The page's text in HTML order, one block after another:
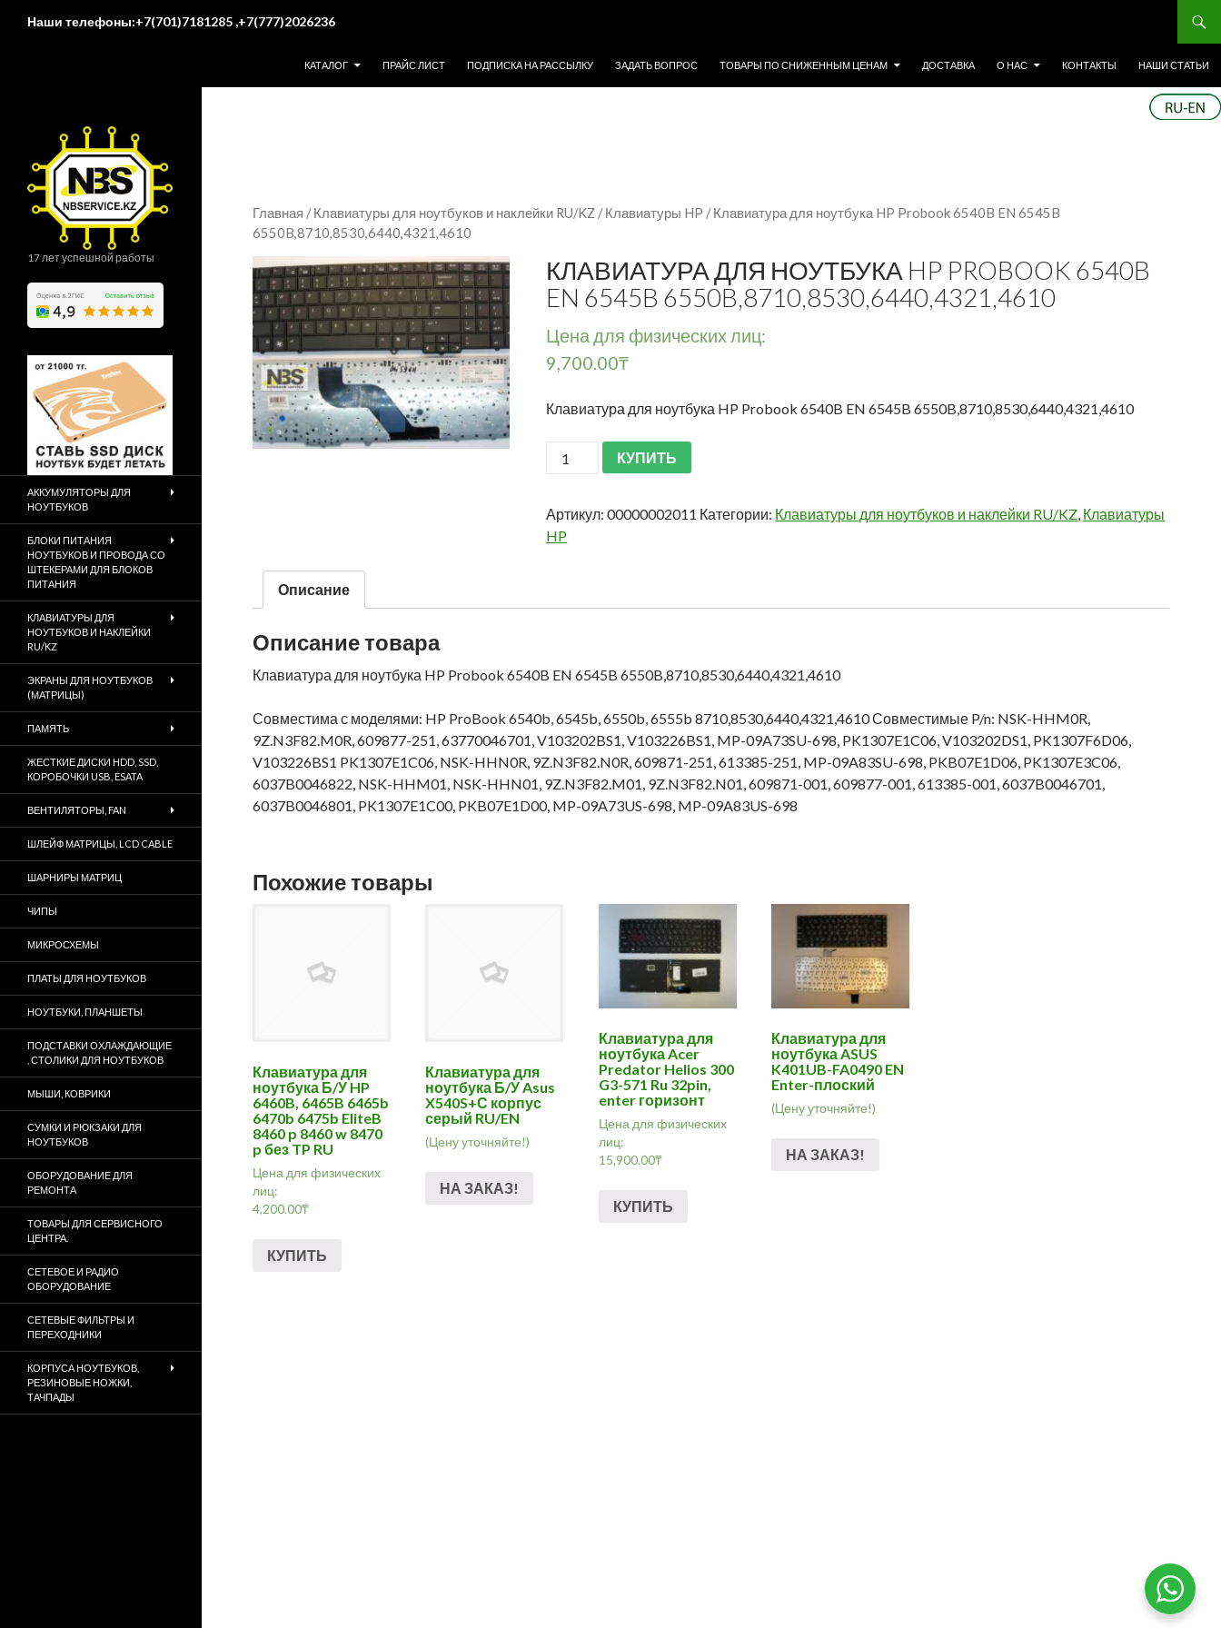
Наши телефоны:+7(701)7181285 ,+7(777)2026236
КАТАЛОГ
ПРАЙС ЛИСТ ПОДПИСКА НА РАССЫЛКУ ЗАДАТЬ ВОПРОС ТОВАРЫ ПО СНИЖЕННЫМ ЦЕНАМ ДОСТАВКА О НАС КОНТАКТЫ НАШИ СТАТЬИ
Главная /Клавиатуры для ноутбуков и наклейки RU/KZ /Клавиатуры HP / Клавиатура для ноутбука HP Probook 6540B EN 6545B
6550B,8710,8530,6440,4321,4610
КЛАВИАТУРА ДЛЯ НОУТБУКА HP PROBOOK 6540B
EN 6545B 6550B,8710,8530,6440,4321,4610
Цена для физических лиц:
9,700.00₸
Клавиатура для ноутбука HP Probook 6540B EN 6545B 6550B,8710,8530,6440,4321,4610
КУПИТЬ
Артикул:00000002011 Категории: Клавиатуры для ноутбуков и наклейки RU/KZ Клавиатуры
HP
Описание
Описание товара
Клавиатура для ноутбука HP Probook 6540B EN 6545B 6550B,8710,8530,6440,4321,4610
Совместима с моделями: HP ProBook 6540b, 6545b, 6550b, 6555b 8710,8530,6440,4321,4610 Совместимые P/n: NSK-HHM0R,
9Z.N3F82.M0R, 609877-251, 63770046701, V103202BS1, V103226BS1, MP-09A73SU-698, PK1307E1C06, V103202DS1, PK1307F6D06,
V103226BS1 PK1307E1C06, NSK-HHN0R, 9Z.N3F82.N0R, 609871-251, 613385-251, MP-09A83SU-698, PKB07E1D06, PK1307E3C06,
6037B0046822, NSK-HHM01, NSK-HHN01, 9Z.N3F82.M01, 9Z.N3F82.N01, 609871-001, 609877-001, 613385-001, 6037B0046701,
6037B0046801, PK1307E1C00, PKB07E1D00, MP-09A73US-698, MP-09A83US-698
Похожие товары
Клавиатура для
ноутбука Б/У HP
6460B, 6465B 6465b
6470b 6475b EliteB
8460 p 8460 w 8470
p без TP RU
Цена для физических
лиц:
4,200.00₸
КУПИТЬ
Клавиатура для
ноутбука Б/У Asus
X540S+С корпус
серый RU/EN
(Цену уточняйте!)
НА ЗАКАЗ!
Клавиатура для
ноутбука Acer
Predator Helios 300
G3-571 Ru 32pin,
enter горизонт
Цена для физических
лиц:
15,900.00₸
КУПИТЬ
Клавиатура для
ноутбука ASUS
K401UB-FA0490 EN
Enter-плоский
(Цену уточняйте!)
НА ЗАКАЗ!
17 лет успешной работы
АККУМУЛЯТОРЫ ДЛЯ
НОУТБУКОВ
БЛОКИ ПИТАНИЯ
НОУТБУКОВ И ПРОВОДА СО
ШТЕКЕРАМИ ДЛЯ БЛОКОВ
ПИТАНИЯ
КЛАВИАТУРЫ ДЛЯ
НОУТБУКОВ И НАКЛЕЙКИ
RU/KZ
ЭКРАНЫ ДЛЯ НОУТБУКОВ
(МАТРИЦЫ)
ПАМЯТЬ
ЖЕСТКИЕ ДИСКИ HDD, SSD,
КОРОБОЧКИ USB, ESATA
ВЕНТИЛЯТОРЫ, FAN
ШЛЕЙФ МАТРИЦЫ, LCD CABLE
ШАРНИРЫ МАТРИЦ
ЧИПЫ
МИКРОСХЕМЫ
ПЛАТЫ ДЛЯ НОУТБУКОВ
НОУТБУКИ, ПЛАНШЕТЫ
ПОДСТАВКИ ОХЛАЖДАЮЩИЕ
, СТОЛИКИ ДЛЯ НОУТБУКОВ
МЫШИ, КОВРИКИ
СУМКИ И РЮКЗАКИ ДЛЯ
НОУТБУКОВ
ОБОРУДОВАНИЕ ДЛЯ
РЕМОНТА
ТОВАРЫ ДЛЯ СЕРВИСНОГО
ЦЕНТРА.
СЕТЕВОЕ И РАДИО
ОБОРУДОВАНИЕ
СЕТЕВЫЕ ФИЛЬТРЫ И
ПЕРЕХОДНИКИ
КОРПУСА НОУТБУКОВ,
РЕЗИНОВЫЕ НОЖКИ,
ТАЧПАДЫ